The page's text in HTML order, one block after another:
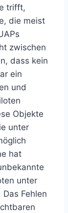
trifft,
die meist
zwischen
dass kein
ein
und
Objekte
unter
hat
unter
Fehlen